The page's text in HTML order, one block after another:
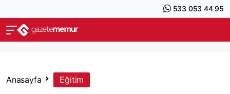
533 053 44 95
Anasayfa Eğitim